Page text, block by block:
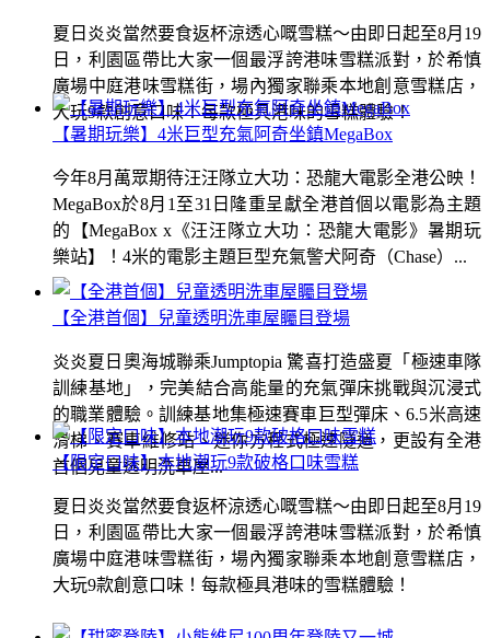
夏日炎炎當然要食返杯涼透心嘅雪糕～由即日起至8月19
日，利園區帶比大家一個最浮誇港味雪糕派對，於希慎
廣場中庭港味雪糕街，場內獨家聯乘本地創意雪糕店，
大玩9款創意口味！每款極具港味的雪糕體驗！
【全港首個】兒童透明洗車屋矚目登場
炎炎夏日奧海城聯乘Jumptopia 驚喜打造盛夏「極速車隊
訓練基地」，完美結合高能量的充氣彈床挑戰與沉浸式
的職業體驗。訓練基地集極速賽車巨型彈床、6.5米高速
滑梯、賽車維修站、迷你方程式極速隧道，更設有全港
首個兒童透明洗車屋...
【暑期玩樂】4米巨型充氣阿奇坐鎮MegaBox
今年8月萬眾期待汪汪隊立大功：恐龍大電影全港公映！
MegaBox於8月1至31日隆重呈獻全港首個以電影為主題
的【MegaBox x《汪汪隊立大功：恐龍大電影》暑期玩
樂站】！4米的電影主題巨型充氣警犬阿奇（Chase）...
【限定口味】本地潮玩9款破格口味雪糕
夏日炎炎當然要食返杯涼透心嘅雪糕～由即日起至8月19
日，利園區帶比大家一個最浮誇港味雪糕派對，於希慎
廣場中庭港味雪糕街，場內獨家聯乘本地創意雪糕店，
大玩9款創意口味！每款極具港味的雪糕體驗！